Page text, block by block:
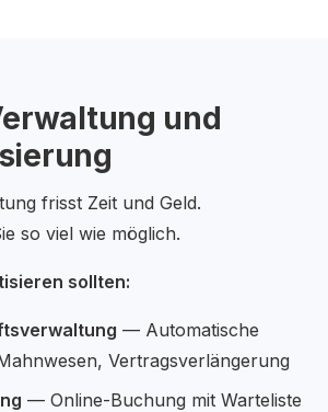
und
frisst Zeit und Geld.
so viel wie möglich.
sollten:
— Automatische
Vertragsverlängerung
— Online-Buchung mit Warteliste